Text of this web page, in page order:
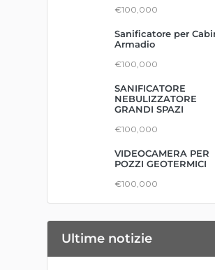
€100,000
Sanificatore per
Armadio
€100,000
SANIFICATORE
NEBULIZZATORE
GRANDI SPAZI
€100,000
VIDEOCAMERA PER
POZZI GEOTERMICI
€100,000
Ultime notizie